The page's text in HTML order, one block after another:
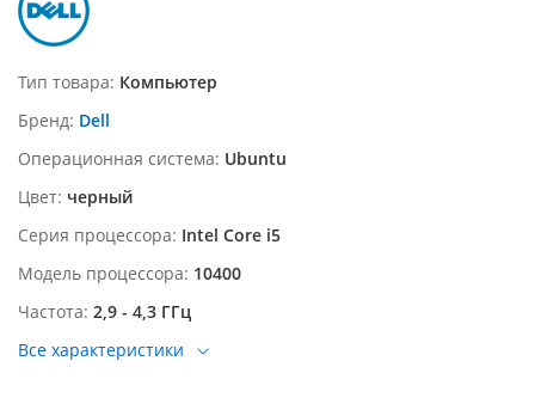
Тип товара Компьютер
Бренд Dell
Операционная система Ubuntu
Цвет черный
Серия процессора Intel Core i5
Модель процессора 10400
Частота 2,9 - 4,3 ГГц
Все характеристики